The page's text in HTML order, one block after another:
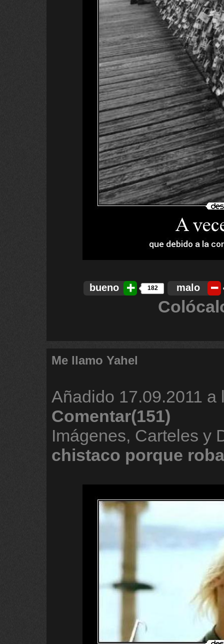
bueno 182 malo
Me llamo Yahel
Añadido 17.09.2011 a
Comentar(151)
Imágenes, Carteles y
chistaco porque roba